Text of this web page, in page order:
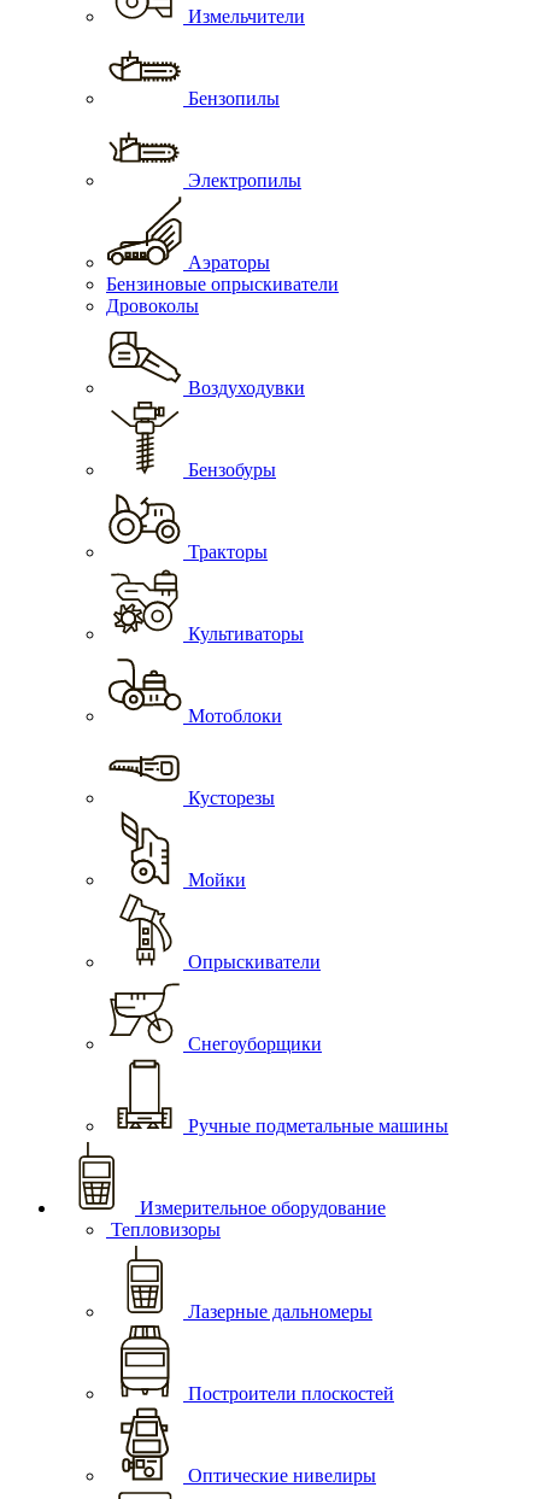
Измельчители
Бензопилы
Электропилы
Аэраторы
Бензиновые опрыскиватели
Дровоколы
Воздуходувки
Бензобуры
Тракторы
Культиваторы
Мотоблоки
Кусторезы
Мойки
Опрыскиватели
Снегоуборщики
Ручные подметальные машины
Измерительное оборудование
Тепловизоры
Лазерные дальномеры
Построители плоскостей
Оптические нивелиры